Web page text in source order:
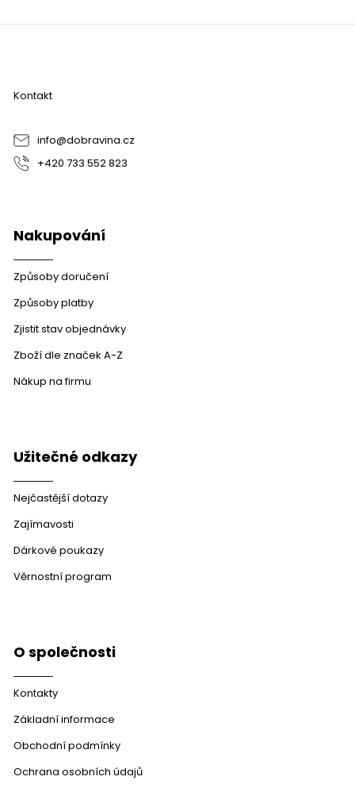
Z
Kontakt
info@dobravina.cz
+420 733 552 823
Nakupování
Způsoby doručení
Způsoby platby
Zjistit stav objednávky
Zboží dle značek A-Z
Nákup na firmu
Užitečné odkazy
Nejčastější dotazy
Zajímavosti
Dárkové poukazy
Věrnostní program
O společnosti
Kontakty
Základní informace
Obchodní podmínky
Ochrana osobních údajů